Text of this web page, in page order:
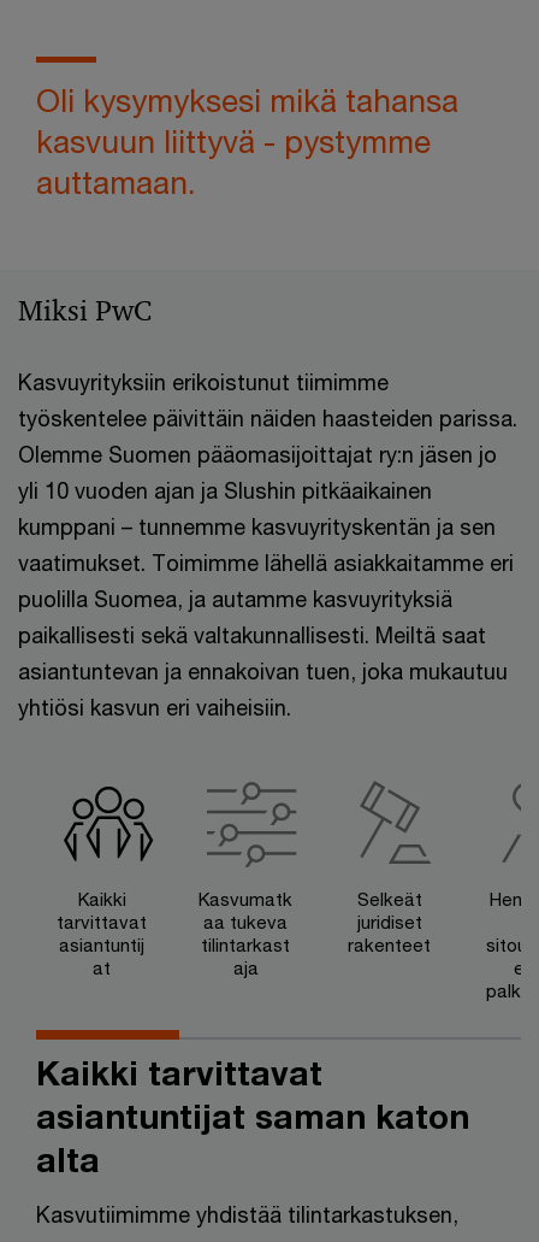
Oli kysymyksesi mikä tahansa
kasvuun liittyvä - pystymme
auttamaan.
Miksi PwC
Kasvuyrityksiin erikoistunut tiimimme
työskentelee päivittäin näiden haasteiden parissa.
Olemme Suomen pääomasijoittajat ry:n jäsen jo
yli 10 vuoden ajan ja Slushin pitkäaikainen
kumppani – tunnemme kasvuyrityskentän ja sen
vaatimukset. Toimimme lähellä asiakkaitamme eri
puolilla Suomea, ja autamme kasvuyrityksiä
paikallisesti sekä valtakunnallisesti. Meiltä saat
asiantuntevan ja ennakoivan tuen, joka mukautuu
yhtiösi kasvun eri vaiheisiin.
Kaikki
tarvittavat
asiantuntij
at
Kasvumatk
aa tukeva
tilintarkast
aja
Selkeät
juridiset
rakenteet
en
Kaikki tarvittavat
asiantuntijat saman katon
alta
Kasvutiimimme yhdistää tilintarkastuksen,